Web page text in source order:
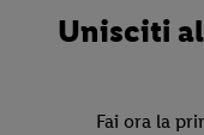
Unisciti
Fai ora la